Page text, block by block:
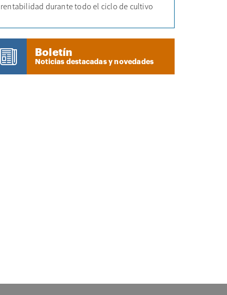
rentabilidad durante todo el ciclo de cultivo
Boletín
Noticias destacadas y novedades